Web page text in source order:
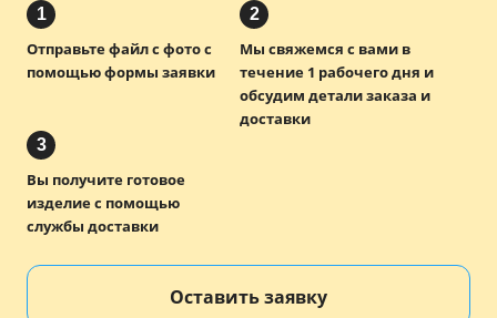
1
Отправьте файл с фото с
помощью формы заявки
2
Мы свяжемся с вами в
течение 1 рабочего дня и
обсудим детали заказа и
доставки
3
Вы получите готовое
изделие с помощью
службы доставки
Оставить заявку